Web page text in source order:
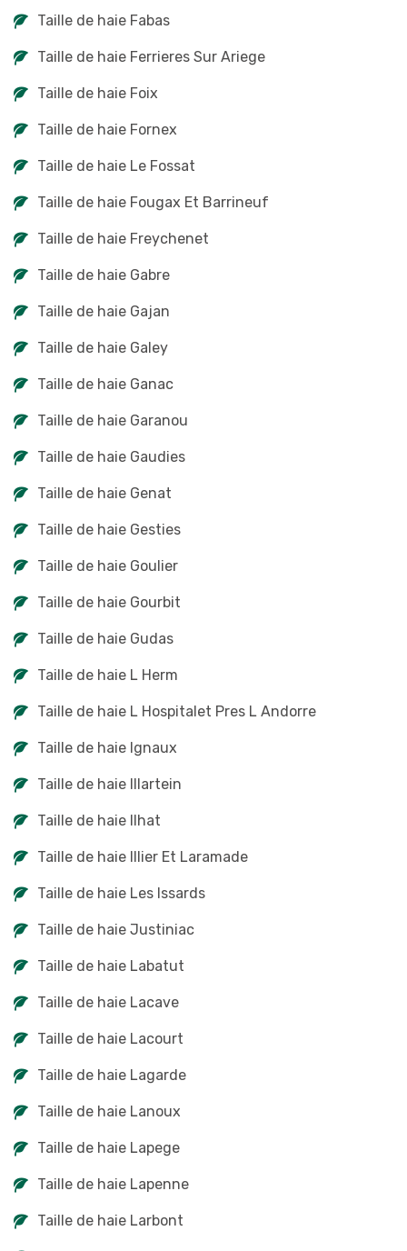
Taille de haie Fabas
Taille de haie Ferrieres Sur Ariege
Taille de haie Foix
Taille de haie Fornex
Taille de haie Le Fossat
Taille de haie Fougax Et Barrineuf
Taille de haie Freychenet
Taille de haie Gabre
Taille de haie Gajan
Taille de haie Galey
Taille de haie Ganac
Taille de haie Garanou
Taille de haie Gaudies
Taille de haie Genat
Taille de haie Gesties
Taille de haie Goulier
Taille de haie Gourbit
Taille de haie Gudas
Taille de haie L Herm
Taille de haie L Hospitalet Pres L Andorre
Taille de haie Ignaux
Taille de haie Illartein
Taille de haie Ilhat
Taille de haie Illier Et Laramade
Taille de haie Les Issards
Taille de haie Justiniac
Taille de haie Labatut
Taille de haie Lacave
Taille de haie Lacourt
Taille de haie Lagarde
Taille de haie Lanoux
Taille de haie Lapege
Taille de haie Lapenne
Taille de haie Larbont